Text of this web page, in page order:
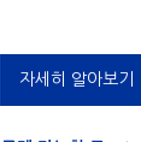
자세히 알아보기